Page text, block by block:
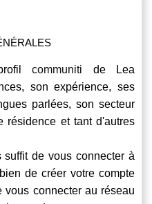
communiti de Lea
son expérience, ses
parlées, son secteur
résidence et tant d'autres
de vous connecter à
de créer votre compte
vous connecter au réseau